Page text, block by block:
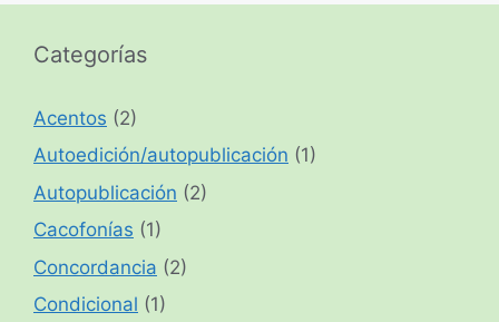
Categorías
Acentos (2)
Autoedición/autopublicación (1)
Autopublicación (2)
Cacofonías (1)
Concordancia (2)
Condicional (1)